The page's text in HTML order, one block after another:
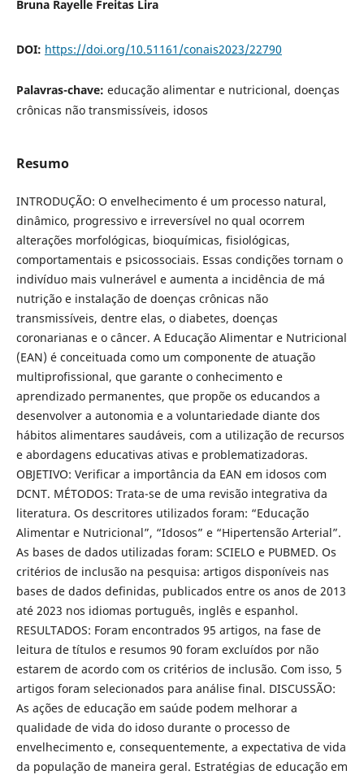
Bruna Rayelle Freitas Lira
DOI: https://doi.org/10.51161/conais2023/22790
Palavras-chave: educação alimentar e nutricional, doenças
crônicas não transmissíveis, idosos
Resumo
INTRODUÇÃO: O envelhecimento é um processo natural,
dinâmico, progressivo e irreversível no qual ocorrem
alterações morfológicas, bioquímicas, fisiológicas,
comportamentais e psicossociais. Essas condições tornam o
indivíduo mais vulnerável e aumenta a incidência de má
nutrição e instalação de doenças crônicas não
transmissíveis, dentre elas, o diabetes, doenças
coronarianas e o câncer. A Educação Alimentar e Nutricional
(EAN) é conceituada como um componente de atuação
multiprofissional, que garante o conhecimento e
aprendizado permanentes, que propõe os educandos a
desenvolver a autonomia e a voluntariedade diante dos
hábitos alimentares saudáveis, com a utilização de recursos
e abordagens educativas ativas e problematizadoras.
OBJETIVO: Verificar a importância da EAN em idosos com
DCNT. MÉTODOS: Trata-se de uma revisão integrativa da
literatura. Os descritores utilizados foram: “Educação
Alimentar e Nutricional”, “Idosos” e “Hipertensão Arterial”.
As bases de dados utilizadas foram: SCIELO e PUBMED. Os
critérios de inclusão na pesquisa: artigos disponíveis nas
bases de dados definidas, publicados entre os anos de 2013
até 2023 nos idiomas português, inglês e espanhol.
RESULTADOS: Foram encontrados 95 artigos, na fase de
leitura de títulos e resumos 90 foram excluídos por não
estarem de acordo com os critérios de inclusão. Com isso, 5
artigos foram selecionados para análise final. DISCUSSÃO:
As ações de educação em saúde podem melhorar a
qualidade de vida do idoso durante o processo de
envelhecimento e, consequentemente, a expectativa de vida
da população de maneira geral. Estratégias de educação em